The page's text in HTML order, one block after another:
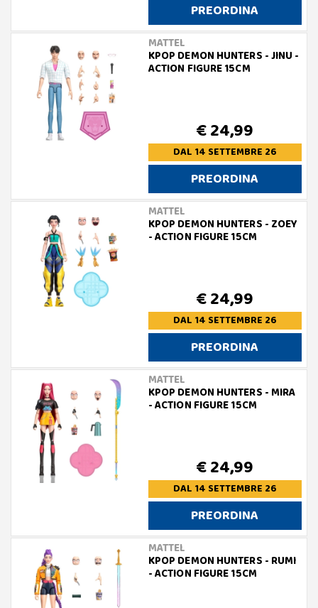
PREORDINA
MATTEL
KPOP DEMON HUNTERS - JINU -
ACTION FIGURE 15CM
€ 24,99
DAL 14 SETTEMBRE 26
PREORDINA
MATTEL
KPOP DEMON HUNTERS - ZOEY
- ACTION FIGURE 15CM
€ 24,99
DAL 14 SETTEMBRE 26
PREORDINA
MATTEL
KPOP DEMON HUNTERS - MIRA
- ACTION FIGURE 15CM
€ 24,99
DAL 14 SETTEMBRE 26
PREORDINA
MATTEL
KPOP DEMON HUNTERS - RUMI
- ACTION FIGURE 15CM